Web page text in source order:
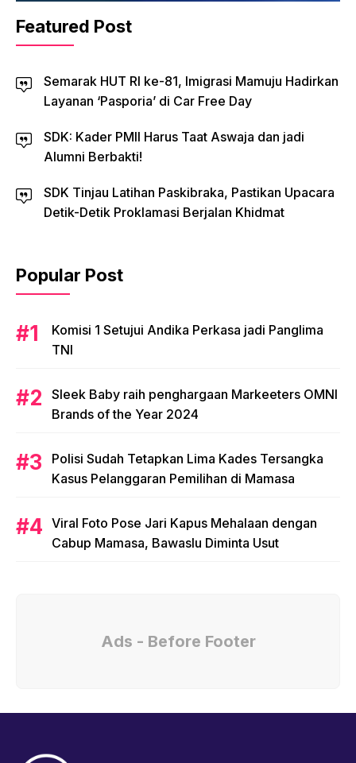
Featured Post
Semarak HUT RI ke-81, Imigrasi Mamuju Hadirkan
Layanan ‘Pasporia’ di Car Free Day
SDK: Kader PMII Harus Taat Aswaja dan jadi
Alumni Berbakti!
SDK Tinjau Latihan Paskibraka, Pastikan Upacara
Detik-Detik Proklamasi Berjalan Khidmat
Popular Post
Komisi 1 Setujui Andika Perkasa jadi Panglima
TNI
Sleek Baby raih penghargaan Markeeters OMNI
Brands of the Year 2024
Polisi Sudah Tetapkan Lima Kades Tersangka
Kasus Pelanggaran Pemilihan di Mamasa
Viral Foto Pose Jari Kapus Mehalaan dengan
Cabup Mamasa, Bawaslu Diminta Usut
Ads - Before Footer